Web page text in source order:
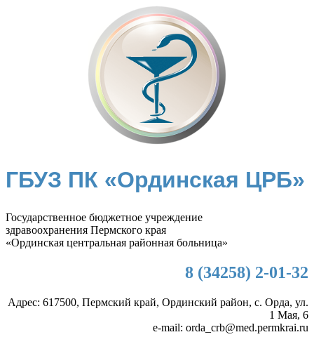
ГБУЗ ПК «Ординская ЦРБ»
Государственное бюджетное учреждение
здравоохранения Пермского края
«Ординская центральная районная больница»
8 (34258) 2-01-32
Адрес: 617500, Пермский край, Ординский район, с. Орда, ул.
1 Мая, 6
e-mail: orda_crb@med.permkrai.ru